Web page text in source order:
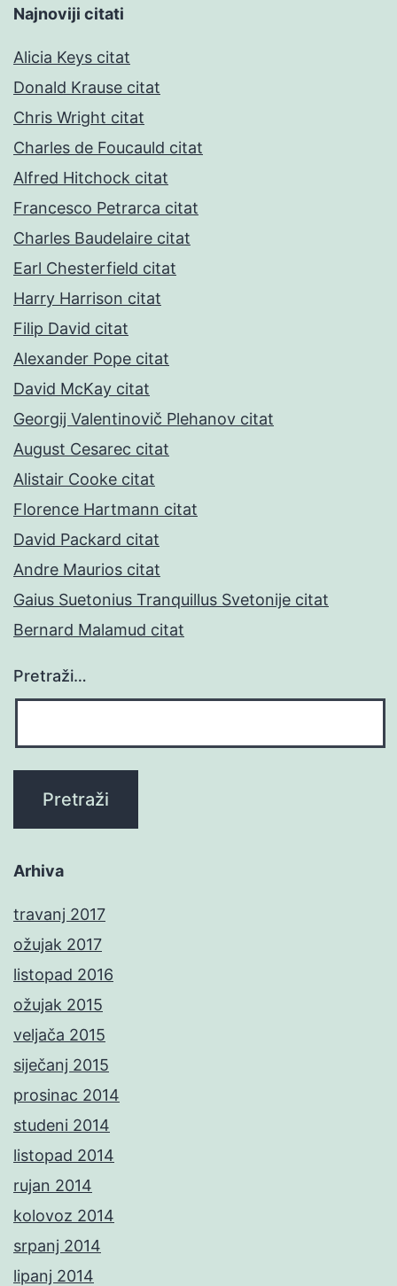
Najnoviji citati
Alicia Keys citat
Donald Krause citat
Chris Wright citat
Charles de Foucauld citat
Alfred Hitchock citat
Francesco Petrarca citat
Charles Baudelaire citat
Earl Chesterfield citat
Harry Harrison citat
Filip David citat
Alexander Pope citat
David McKay citat
Georgij Valentinovič Plehanov citat
August Cesarec citat
Alistair Cooke citat
Florence Hartmann citat
David Packard citat
Andre Maurios citat
Gaius Suetonius Tranquillus Svetonije citat
Bernard Malamud citat
Pretraži…
Arhiva
travanj 2017
ožujak 2017
listopad 2016
ožujak 2015
veljača 2015
siječanj 2015
prosinac 2014
studeni 2014
listopad 2014
rujan 2014
kolovoz 2014
srpanj 2014
lipanj 2014